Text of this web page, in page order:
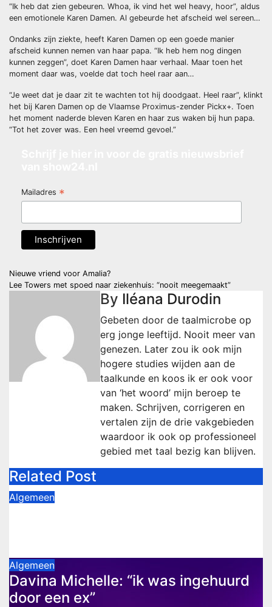
“Ik heb dat zien gebeuren. Whoa, ik vind het wel heavy, hoor”, aldus
een emotionele Karen Damen. Al gebeurde het afscheid wel sereen…
Ondanks zijn ziekte, heeft Karen Damen op een goede manier
afscheid kunnen nemen van haar papa. “Ik heb hem nog dingen
kunnen zeggen”, doet Karen Damen haar verhaal. Maar toen het
moment daar was, voelde dat toch heel raar aan…
“Je weet dat je daar zit te wachten tot hij doodgaat. Heel raar”, klinkt
het bij Karen Damen op de Vlaamse Proximus-zender Pickx+. Toen
het moment naderde bleven Karen en haar zus waken bij hun papa.
“Tot het zover was. Een heel vreemd gevoel.”
Mailadres *
Post
navigation
Nieuwe vriend voor Amalia?
Lee Towers met spoed naar ziekenhuis: “nooit meegemaakt”
By Iléana Durodin
Gebeten door de taalmicrobe op
erg jonge leeftijd. Nooit meer van
genezen. Later zou ik ook mijn
hogere studies wijden aan de
taalkunde en koos ik er ook voor
van ‘het woord’ mijn beroep te
maken. Schrijven, corrigeren en
vertalen zijn de drie vakgebieden
waardoor ik ook op professioneel
gebied met taal bezig kan blijven.
Related Post
Algemeen
Algemeen
Davina Michelle: “ik was ingehuurd
door een ex”